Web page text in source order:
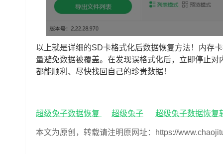
以上就是详细的SD卡格式化后数据恢复方法！内存
量避免数据被覆盖。在发现误格式化后，立即停止
都能顺利、尽快找回自己的珍贵数据！
超级兔子数据恢复 超级兔子 超级兔子数据恢复
本文为原创，转载请注明原网址：https://